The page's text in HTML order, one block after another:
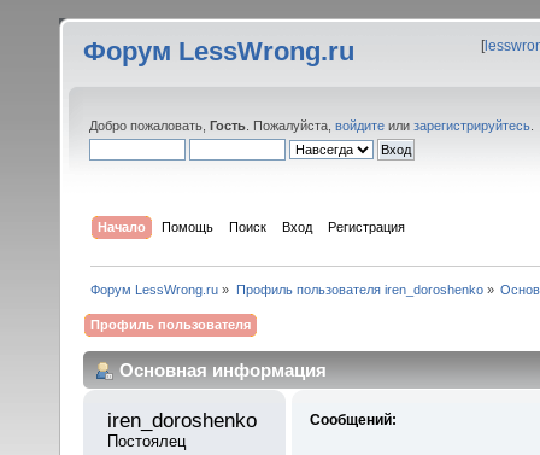
Форум LessWrong.ru [
Добро пожаловать, Гость . Пожалуйста, войдите или зарегистрируйтесь
Начало Помощь Поиск Вход Регистрация
Форум LessWrong.ru » Профиль пользователя iren_doroshenko»
Профиль пользователя
Основная информация
iren_doroshenko
Постоялец
Сообщений: